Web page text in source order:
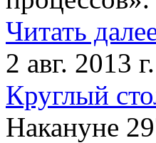
Читать
2 авг. 2013 г.
Круглый
Накануне